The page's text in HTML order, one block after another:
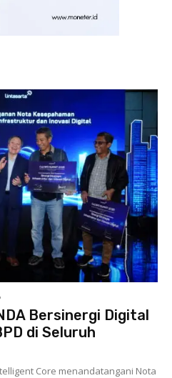
Bersinergi Digital
di Seluruh
Core menandatangani Nota